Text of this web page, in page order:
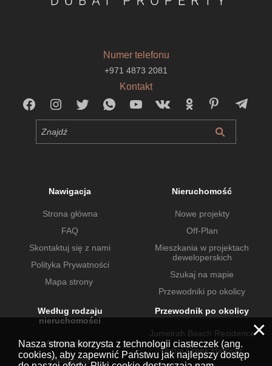
Numer telefonu
+971 4873 2081
Kontakt
Nawigacja
Strona główna
FAQ
Skontaktuj się z nami
Polityka Prywatności
Mapa strony
Nieruchomość
Nowe projekty
Off-Plan
Mieszkania w projektach
deweloperskich
Szukaj na mapie
Przewodniki po okolicy
Według rodzaju
nieruchomości
Apartamenty
Penthousy
Przewodnik po okolicy
Jumeirah Beach Residence
Dubai Creek Harbour
×
Nasza strona korzysta z technologii ciasteczek (ang.
cookies), aby zapewnić Państwu jak najlepszy dostęp